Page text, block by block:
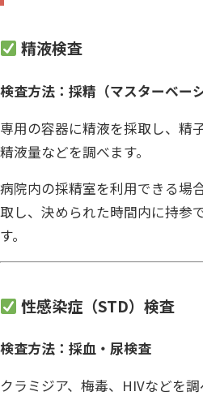
精液検査
検査方法：採精（マスターベーシ
専用の容器に精液を採取し、精
精液量などを調べます。
病院内の採精室を利用できる場
取し、決められた時間内に持参
す。
性感染症（STD）検査
検査方法：採血・尿検査
クラミジア、梅毒、HIVなどを調